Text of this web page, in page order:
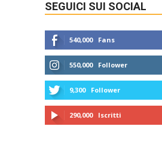
SEGUICI SUI SOCIAL
540,000 Fans
550,000 Follower
9,300 Follower
290,000 Iscritti